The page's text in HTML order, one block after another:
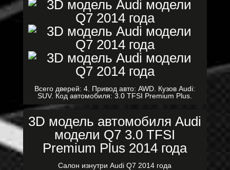
Всего дверей: 4. Привод авто: AWD. Кузов Audi:
SUV. Код автомобиля: 3.0 TFSI Premium Plus.
3D модель автомобиля Audi
модели Q7 3.0 TFSI
Premium Plus 2014 года
Салон изнутри Audi Q7 2014 года